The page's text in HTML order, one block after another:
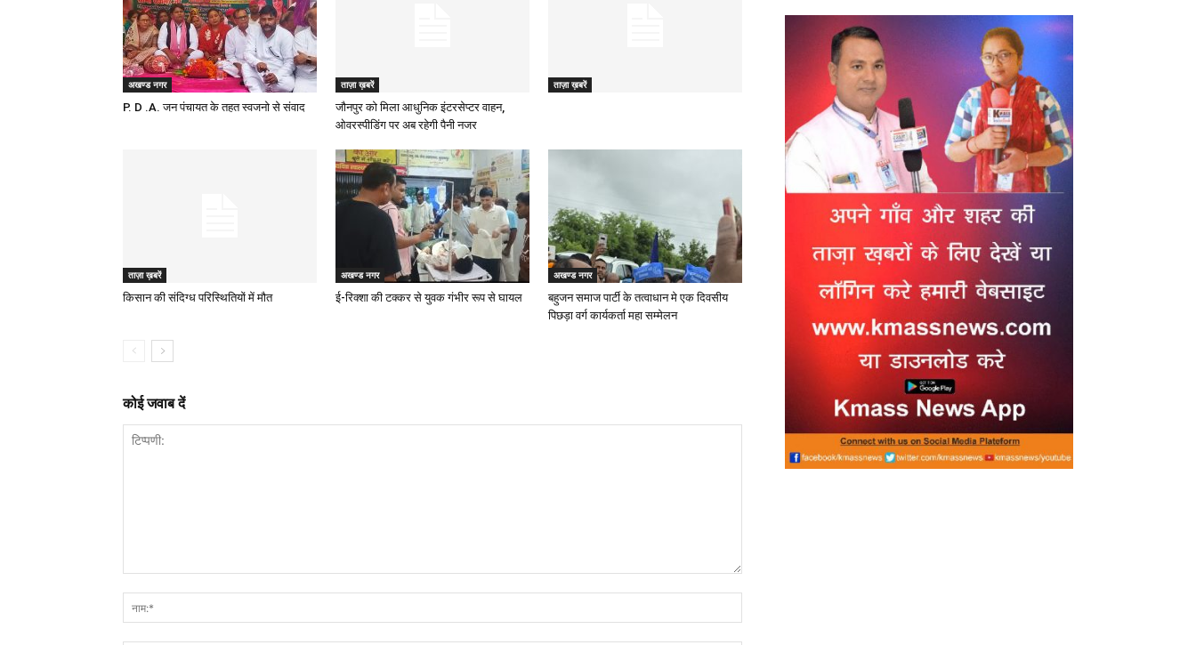
अखण्ड नगर
P. D .A. जन पंचायत के तहत स्वजनो से संवाद
ताज़ा ख़बरें
जौनपुर को मिला आधुनिक इंटरसेप्टर वाहन,
ओवरस्पीडिंग पर अब रहेगी पैनी नजर
ताज़ा ख़बरें
ताज़ा ख़बरें
किसान की संदिग्ध परिस्थितियों में मौत
अखण्ड नगर
ई-रिक्शा की टक्कर से युवक गंभीर रूप से घायल
अखण्ड नगर
बहुजन समाज पार्टी के तत्वाधान मे एक दिवसीय
पिछड़ा वर्ग कार्यकर्ता महा सम्मेलन
कोई जवाब दें